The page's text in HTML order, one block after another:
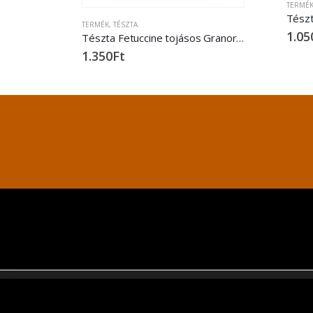
TERMÉK, TÉSZTA
Tészta Fetuccine tojásos Granoro 500 gr.
1.350Ft
TERMÉK
2040
Ismerje meg tájékoztatónkat arról, hogy